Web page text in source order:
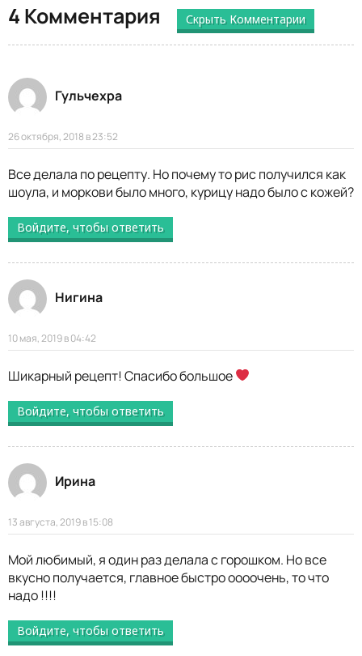
4 Комментария Скрыть Комментарии
Гульчехра
26 октября, 2018 в 23:52
Все делала по рецепту. Но почему то рис получился как
шоула, и моркови было много, курицу надо было с кожей?
Войдите, чтобы ответить
Нигина
10 мая, 2019 в 04:42
Шикарный рецепт! Спасибо большое
Войдите, чтобы ответить
Ирина
13 августа, 2019 в 15:08
Мой любимый, я один раз делала с горошком. Но все
вкусно получается, главное быстро оооочень, то что
надо !!!!
Войдите, чтобы ответить